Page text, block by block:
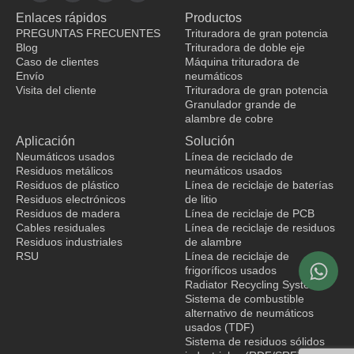
e
b
o
k
n
k
e
i
t
u
o
Enlaces rápidos
PREGUNTAS FRECUENTES
Blog
Caso de clientes
Envío
Visita del cliente
Productos
Trituradora de gran potencia
Trituradora de doble eje
Máquina trituradora de
neumáticos
Trituradora de gran potencia
Granulador grande de
alambre de cobre
Aplicación
Neumáticos usados
Residuos metálicos
Residuos de plástico
Residuos electrónicos
Residuos de madera
Cables residuales
Residuos industriales
RSU
Solución
Línea de reciclado de
neumáticos usados
Línea de reciclaje de baterías
de litio
Línea de reciclaje de PCB
Línea de reciclaje de residuos
de alambre
Línea de reciclaje de
frigoríficos usados
Radiator Recycling System
Sistema de combustible
alternativo de neumáticos
usados (TDF)
Sistema de residuos sólidos